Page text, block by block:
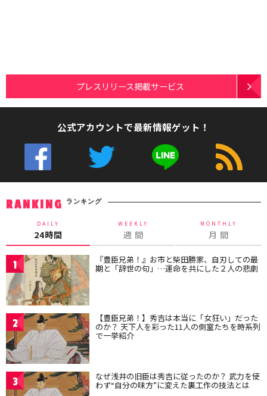
プレスリリース掲載サービス
公式アカウントで最新情報ゲット！
RANKING ランキング
DAILY
24時間
WEEKLY
週 間
MONTHLY
月 間
1 『豊臣兄弟！』お市と柴田勝家、自刃しての最
期と「辞世の句」…運命を共にした２人の悲劇
2 【豊臣兄弟！】秀吉は本当に「女狂い」だった
のか？ 天下人を彩った11人の側室たちを時系列
で一挙紹介
3 なぜ浅井の旧臣は秀吉に従ったのか？ 武力を使
わず“自分の味方”に変えた裏工作の技法とは